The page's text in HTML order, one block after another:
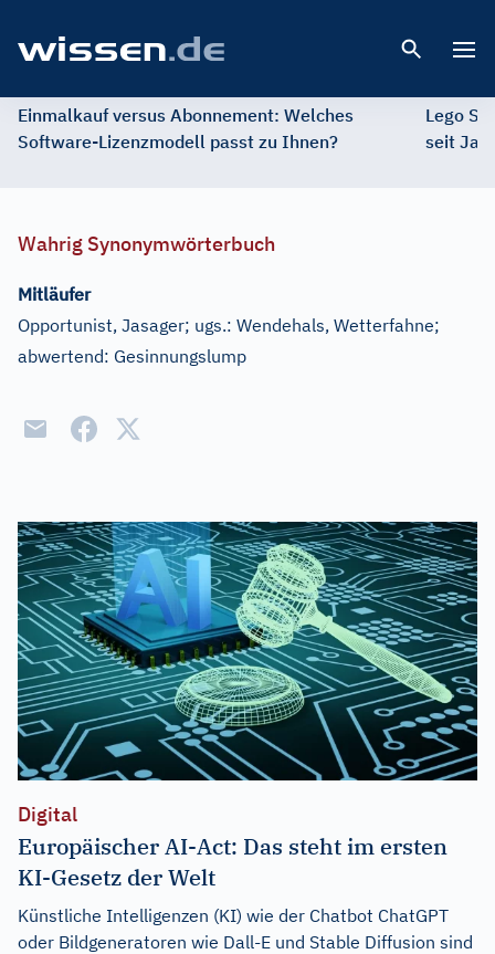
Einmalkauf versus Abonnement: Welches
Software-Lizenzmodell passt zu Ihnen?
Lego
seit
Wahrig Synonymwörterbuch
Mitläufer
Opportunist, Jasager; ugs.: Wendehals, Wetterfahne;
abwertend: Gesinnungslump
Digital
Europäischer AI-Act: Das steht im ersten
KI-Gesetz der Welt
Künstliche Intelligenzen (KI) wie der Chatbot ChatGPT
oder Bildgeneratoren wie Dall-E und Stable Diffusion sind